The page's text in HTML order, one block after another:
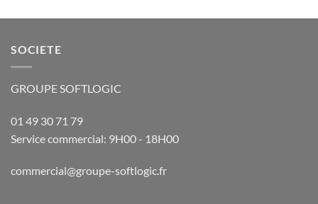
SOCIETE
GROUPE SOFTLOGIC
01 49 30 71 79
Service commercial: 9H00 - 18H00
commercial@groupe-softlogic.fr